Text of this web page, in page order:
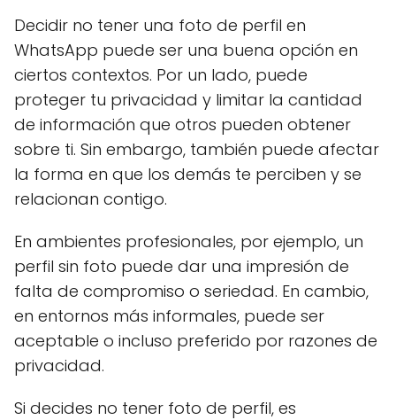
Decidir no tener una foto de perfil en
WhatsApp puede ser una buena opción en
ciertos contextos. Por un lado, puede
proteger tu privacidad y limitar la cantidad
de información que otros pueden obtener
sobre ti. Sin embargo, también puede afectar
la forma en que los demás te perciben y se
relacionan contigo.
En ambientes profesionales, por ejemplo, un
perfil sin foto puede dar una impresión de
falta de compromiso o seriedad. En cambio,
en entornos más informales, puede ser
aceptable o incluso preferido por razones de
privacidad.
Si decides no tener foto de perfil, es